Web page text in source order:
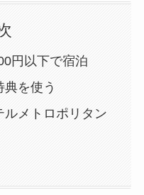
円以下で宿泊
を使う
メトロポリタン